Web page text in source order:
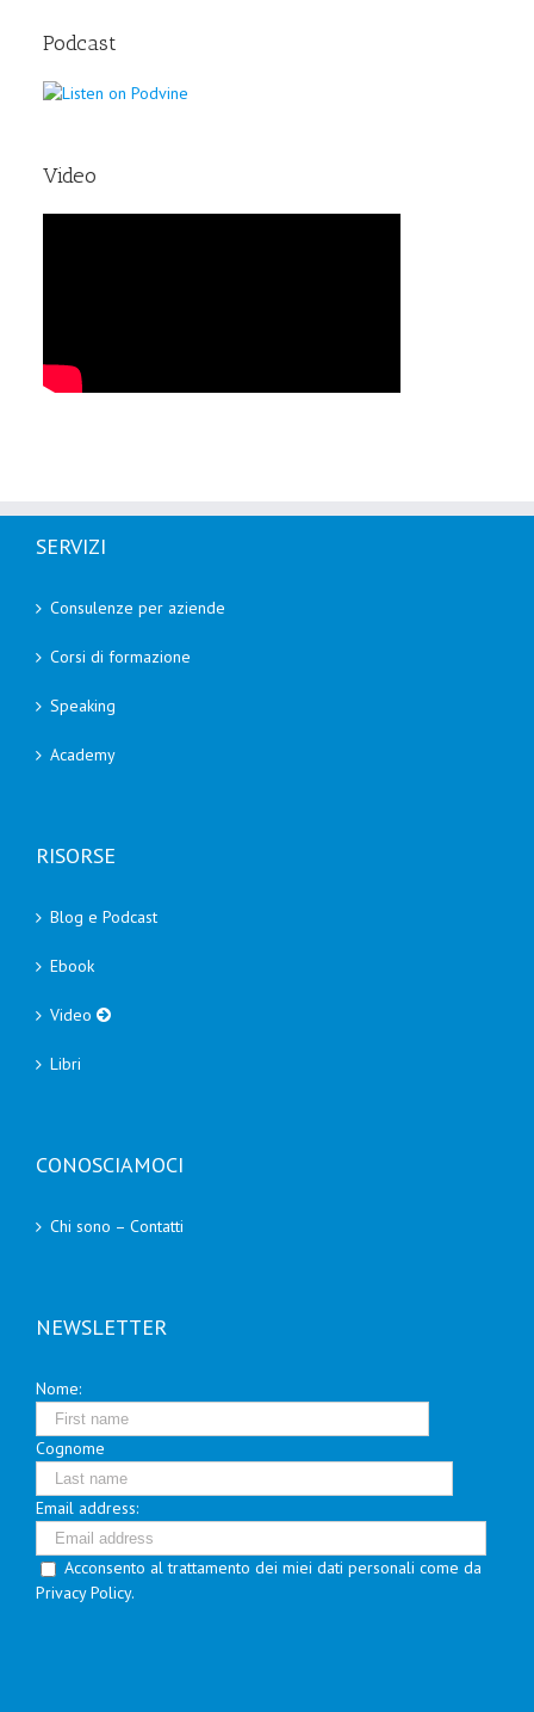
Podcast
Video
SERVIZI
Consulenze per aziende
Corsi di formazione
Speaking
Academy
RISORSE
Blog e Podcast
Ebook
Video
Libri
CONOSCIAMOCI
Chi sono – Contatti
NEWSLETTER
Nome:
Cognome
Email address:
Acconsento al trattamento dei miei dati personali come da
Privacy Policy.